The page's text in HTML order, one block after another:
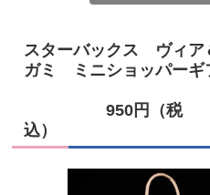
スターバックス ヴィ
ガミ ミニショッパーギ
950円（税
込